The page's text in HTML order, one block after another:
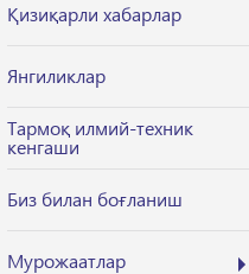
Қизиқарли хабарлар
Янгиликлар
Тармоқ илмий-техник
кенгаши
Биз билан боғланиш
Мурожаатлар